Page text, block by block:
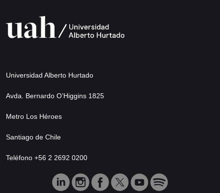
Universidad Alberto Hurtado
Avda. Bernardo O’Higgins 1825
Metro Los Héroes
Santiago de Chile
Teléfono +56 2 2692 0200